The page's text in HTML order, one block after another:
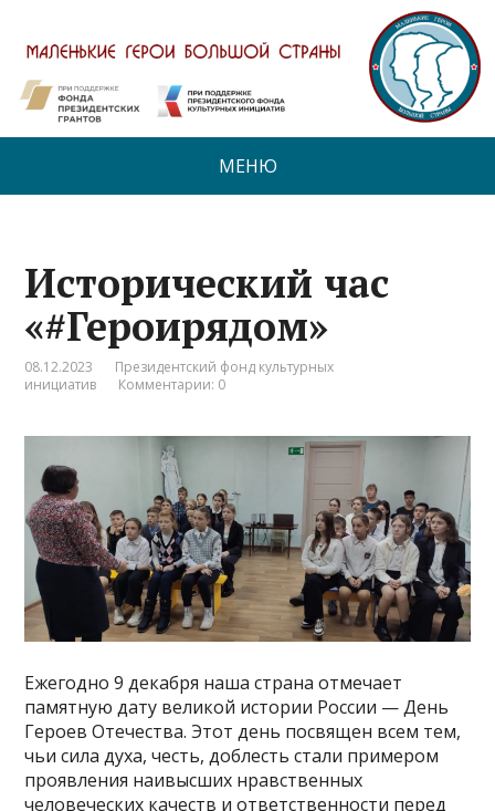
МЕНЮ
Исторический час
«#Героирядом»
08.12.2023
Президентский фонд культурных
инициатив
Комментарии: 0
Ежегодно 9 декабря наша страна отмечает
памятную дату великой истории России — День
Героев Отечества. Этот день посвящен всем тем,
чьи сила духа, честь, доблесть стали примером
проявления наивысших нравственных
человеческих качеств и ответственности перед